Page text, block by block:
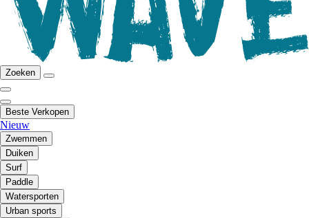
Zoeken
Beste Verkopen
Nieuw
Zwemmen
Duiken
Surf
Paddle
Watersporten
Urban sports